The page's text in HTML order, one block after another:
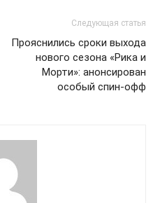
Следующая статья
Прояснились сроки выхода
нового сезона «Рика и
Морти»: анонсирован
особый спин-офф